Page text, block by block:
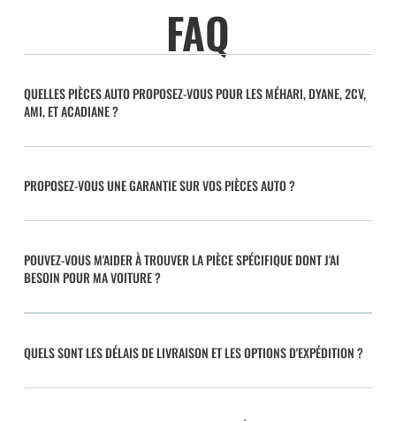
FAQ
QUELLES PIÈCES AUTO PROPOSEZ-VOUS POUR LES MÉHARI, DYANE, 2CV,
AMI, ET ACADIANE ?
PROPOSEZ-VOUS UNE GARANTIE SUR VOS PIÈCES AUTO ?
POUVEZ-VOUS M'AIDER À TROUVER LA PIÈCE SPÉCIFIQUE DONT J'AI
BESOIN POUR MA VOITURE ?
QUELS SONT LES DÉLAIS DE LIVRAISON ET LES OPTIONS D'EXPÉDITION ?